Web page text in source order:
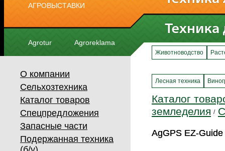
АГРОВЫСТАВКИ
Agrotur Agroreklama
О компании
Сельхозтехника
Каталог товаров
Спецпредложения
Запасные части
Подержанная техника
Животноводство
Лесная техника
Каталог
земледелия
AgGPS EZ-Guide
AgGPS EZ-Guide